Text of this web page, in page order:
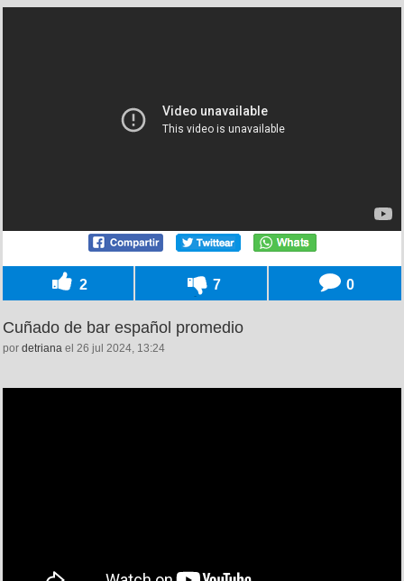
2 7 0
Cuñado de bar español promedio
por detriana el 26 jul 2024, 13:24